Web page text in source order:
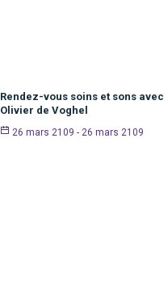
Rendez-vous soins et sons avec
Olivier de Voghel
26 mars 2109 - 26 mars 2109